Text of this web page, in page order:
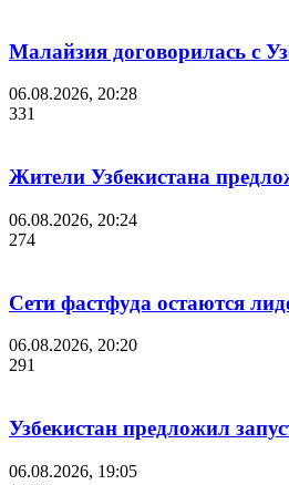
Малайзия договорилась с
06.08.2026, 20:28
331
Жители Узбекистана
06.08.2026, 20:24
274
Сети фастфуда остаются
06.08.2026, 20:20
291
Узбекистан предложил
06.08.2026, 19:05